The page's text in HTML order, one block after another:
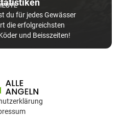
du für jedes Gewässer
die erfolgreichsten
und Beisszeiten!